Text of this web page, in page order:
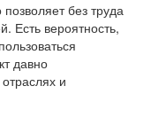
без труда
Есть вероятность,
давно
и